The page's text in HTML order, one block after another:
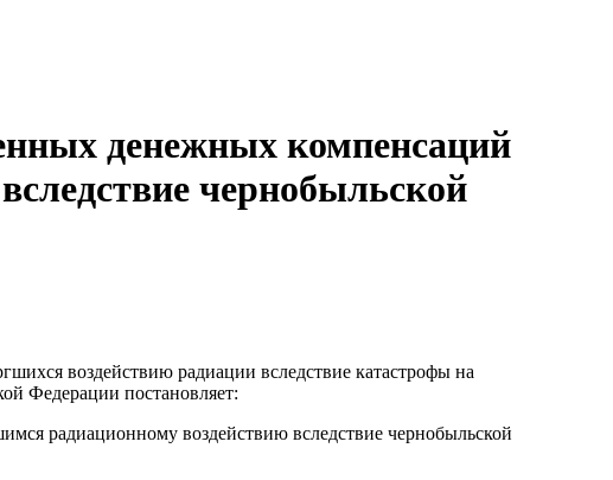
денежных компенсаций
чернобыльской
воздействию радиации вследствие катастрофы на
Федерации постановляет:
радиационному воздействию вследствие чернобыльской